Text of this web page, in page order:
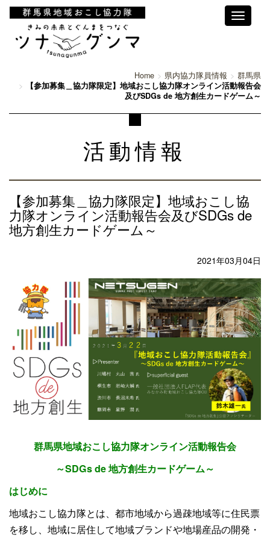
Toggle
Home 県内協力隊員情報
群馬県
【参加募集＿協力隊限定】地域おこし協力隊オンライン活動報告会
及びSDGs de 地方創生カードゲーム～
活動情報
【参加募集＿協力隊限定】地域おこし協
力隊オンライン活動報告会及びSDGs de
地方創生カードゲーム～
2021年03月04日
群馬県地域おこし協力隊オンライン活動報告会
～SDGs de 地方創生カードゲーム～
はじめに
地域おこし協力隊とは、都市地域から過疎地域等に住民票
を移し、地域に居住して地域ブランドや地場産品の開発・